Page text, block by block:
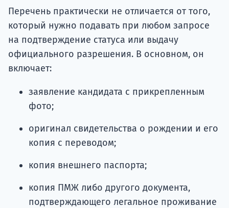
Перечень практически не отличается от того,
который нужно подавать при любом запросе
на подтверждение статуса или выдачу
официального разрешения. В основном, он
включает:
заявление кандидата с прикрепленным
фото;
оригинал свидетельства о рождении и его
копия с переводом;
копия внешнего паспорта;
копия ПМЖ либо другого документа,
подтверждающего легальное проживание